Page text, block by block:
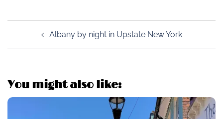
navigation
Albany by night in Upstate New York
You might also like: